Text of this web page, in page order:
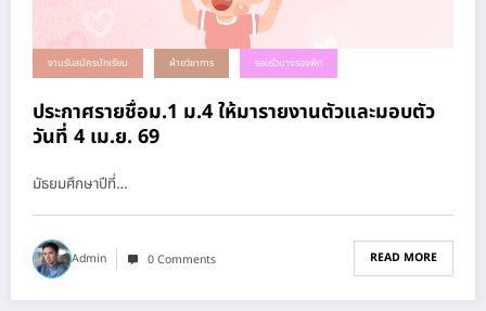
งานรับสมัครนักเรียน ฝ่ายวิชาการ รอบรั้วนางรองพิท
ประกาศรายชื่อม.1 ม.4 ให้มารายงานตัวและมอบตัว
วันที่ 4 เม.ย. 69
มัธยมศึกษาปีที่…
Admin 0 Comments READ MORE